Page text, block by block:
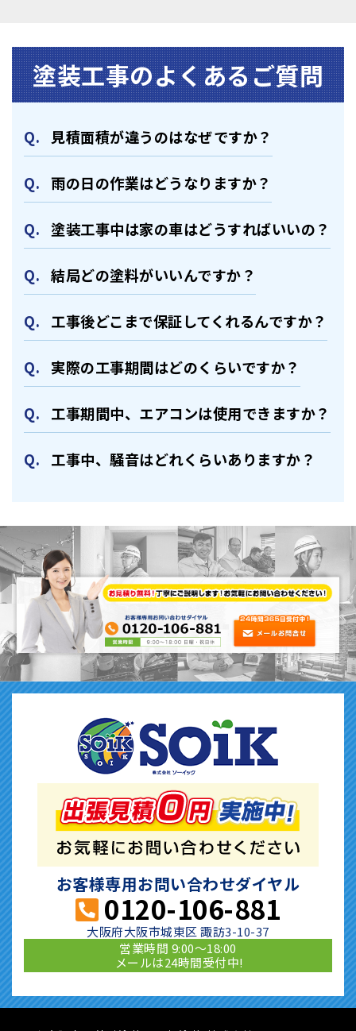
塗装⼯事のよくあるご質問
⾒積⾯積が違うのはなぜですか？
⾬の日の作業はどうなりますか？
塗装⼯事中は家の⾞はどうすればいいの？
結局どの塗料がいいんですか？
⼯事後どこまで保証してくれるんですか？
実際の⼯事期間はどのくらいですか？
⼯事期間中、エアコンは使⽤できますか？
⼯事中、騒⾳はどれくらいありますか？
お客様専用お問い合わせダイヤル
0120-106-881
大阪府大阪市城東区 諏訪3-10-37
営業時間 9:00〜18:00
メールは24時間受付中!